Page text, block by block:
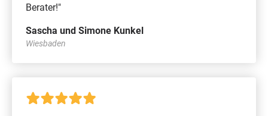
Berater!"
Sascha und Simone Kunkel
Wiesbaden